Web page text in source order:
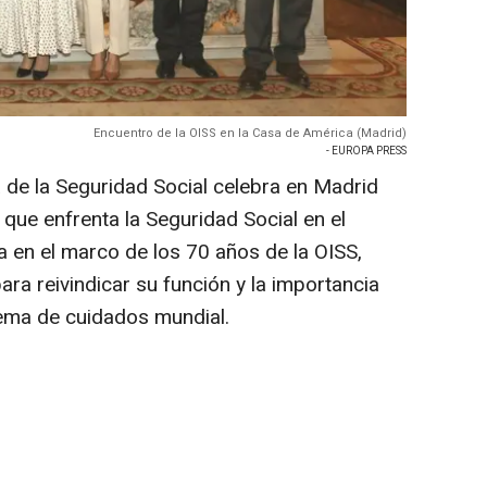
Encuentro de la OISS en la Casa de América (Madrid)
- EUROPA PRESS
la Seguridad Social celebra en Madrid
enfrenta la Seguridad Social en el
el marco de los 70 años de la OISS,
reivindicar su función y la importancia
de cuidados mundial.